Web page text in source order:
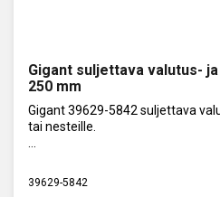
Gigant suljettava valutus-
250 mm
Gigant 39629-5842 suljettava
tai nesteille.
39629-5842